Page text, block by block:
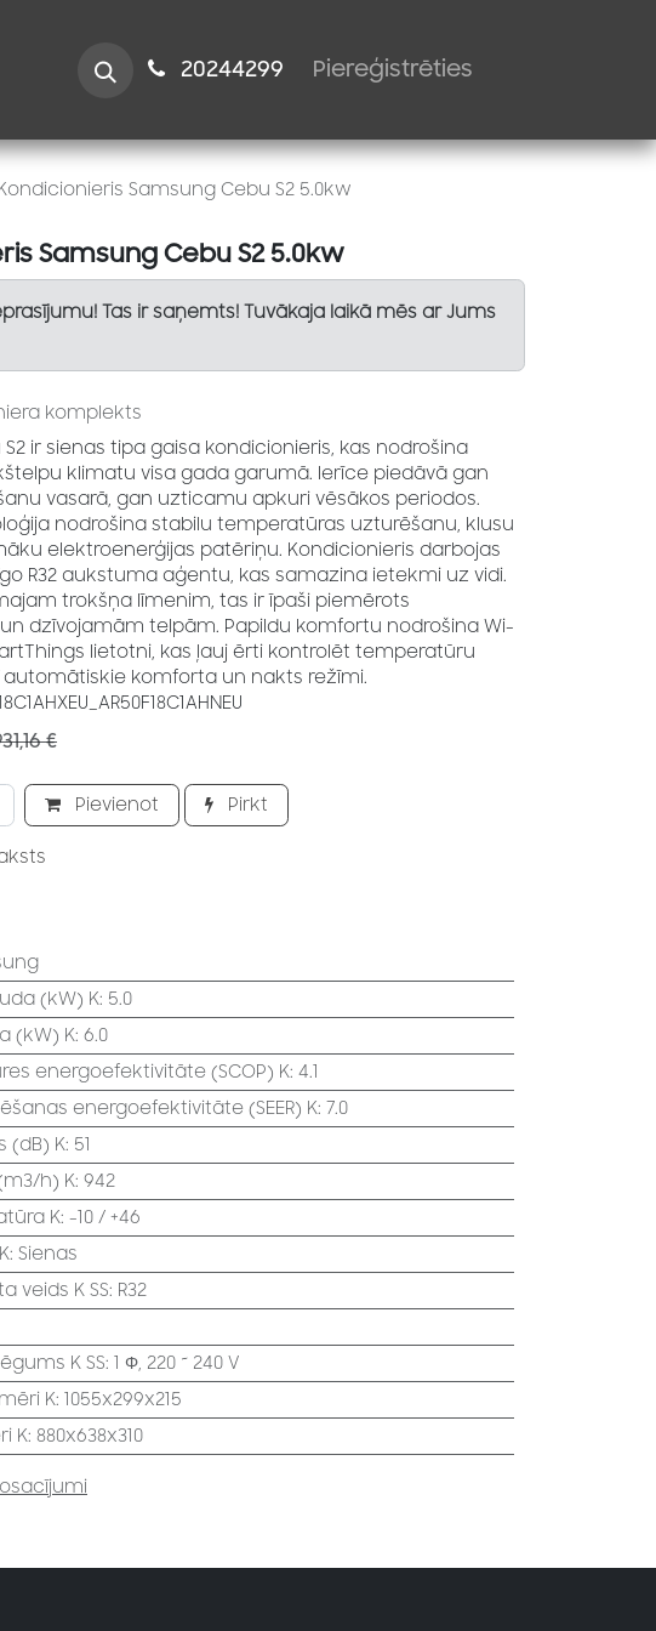
Speciālistiem 2024​​4299 Piereģistrēties
Kondicionieris Samsung Cebu S2 5.0kw
Samsung Cebu S2 5.0kw
Tas ir saņemts! Tuvākaja laikā mēs ar Jums
komplekts
ir sienas tipa gaisa kondicionieris, kas nodrošina
klimatu visa gada garumā. Ierīce piedāvā gan
vasarā, gan uzticamu apkuri vēsākos periodos.
nodrošina stabilu temperatūras uzturēšanu, klusu
elektroenerģijas patēriņu. Kondicionieris darbojas
R32 aukstuma aģentu, kas samazina ietekmi uz vidi.
trokšņa līmenim, tas ir īpaši piemērots
dzīvojamām telpām. Papildu komfortu nodrošina Wi-
lietotni, kas ļauj ērti kontrolēt temperatūru
automātiskie komforta un nakts režīmi.
€
Pievienot Pirkt
(kW) K: 5.0
(kW) K: 6.0
energoefektivitāte (SCOP) K: 4.1
energoefektivitāte (SEER) K: 7.0
(dB) K: 51
h) K: 942
K: -10 / +46
: Sienas
veids K SS: R32
K SS: 1 Φ, 220 ~ 240 V
K: 1055x299x215
K: 880x638x310